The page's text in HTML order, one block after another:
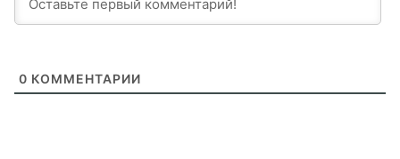
0 КОММЕНТАРИИ